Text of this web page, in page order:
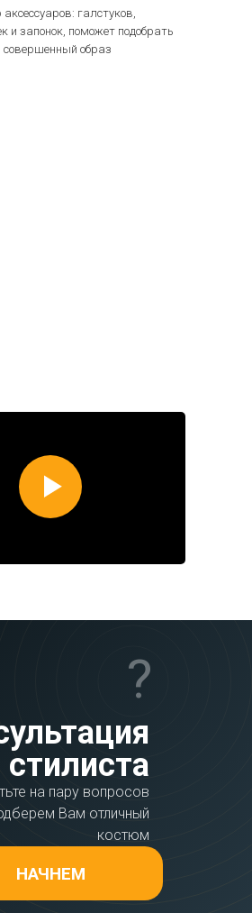
галстуков,
и запонок, поможет подобрать
образ
?
стилиста
на пару вопросов
Вам отличный
костюм
НАЧНЕМ